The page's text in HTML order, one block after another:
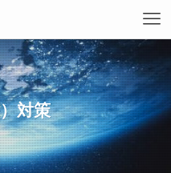
対策